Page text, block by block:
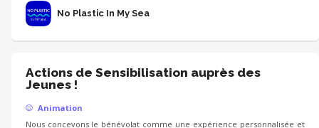
événements de sensibilisation.
No Plastic In My Sea
Actions de Sensibilisation auprès des
Jeunes !
Animation
Nous concevons le bénévolat comme une expérience personnalisée et